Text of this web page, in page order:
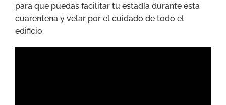
para que puedas facilitar tu estadía durante esta
cuarentena y velar por el cuidado de todo el
edificio.